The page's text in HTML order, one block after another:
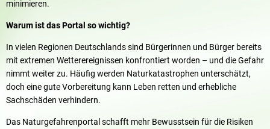
minimieren.
Warum ist das Portal so wichtig?
In vielen Regionen Deutschlands sind Bürgerinnen und Bürger bereits
mit extremen Wetterereignissen konfrontiert worden – und die Gefahr
nimmt weiter zu. Häufig werden Naturkatastrophen unterschätzt,
doch eine gute Vorbereitung kann Leben retten und erhebliche
Sachschäden verhindern.
Das Naturgefahrenportal schafft mehr Bewusstsein für die Risiken